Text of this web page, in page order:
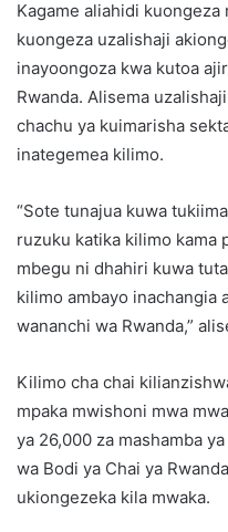
Kagame aliahidi
kuongeza uzalishaji
inayoongoza kwa kutoa
Rwanda. Alisema
chachu ya kuimarisha
inategemea kilimo.
“Sote tunajua kuwa
ruzuku katika kilimo kama
mbegu ni dhahiri kuwa
kilimo ambayo inachangia
wananchi wa Rwanda,”
Kilimo cha chai
mpaka mwishoni mwa
ya 26,000 za mashamba
wa Bodi ya Chai ya
ukiongezeka kila mwaka.